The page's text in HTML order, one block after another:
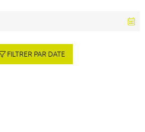
FILTRER PAR DATE